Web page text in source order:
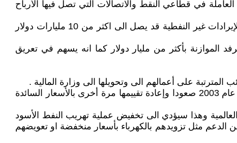
في قطاعي النقط والاتصالات التي تصل فيها الأرباح
4. ضرورة استيفاء رسوم الفيزا على كل الزائرين للعراق بما فيها المناسبات الدينية بدون استثناء وهذا يعد مصدرا مهما للإيرادات غير النفطية قد يصل الى اكثر من 10 مليارات دولار
بأكثر من مليار دولار كما انه يسهم في تعريق
8. تحسين إدارة أملاك الدولة التي تزيد عن 100 ترليون دينار وإعادة تنظيم إيراداتها ومتابعة عملية بيعها او تخصيصها من عام 2003 صعودا وإعادة تقييمها مرة أخرى بالأسعار السائدة
وهذا سيؤدي الى تخفيض عملية تهريب النفط الأسود
مثل تزويدهم بالكهرباء بأسعار منخفضة او تعويضهم